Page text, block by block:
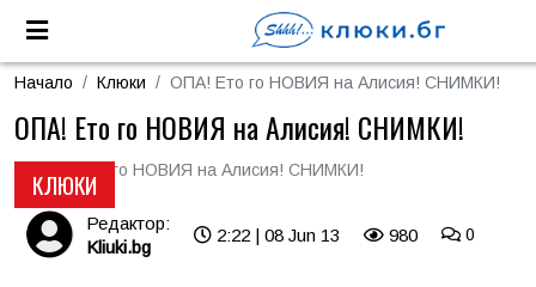
Начало Клюки ОПА! Ето го НОВИЯ на Алисия! СНИМКИ!
КЛЮКИ
ОПА! Ето го НОВИЯ на Алисия! СНИМКИ!
Редактор:
Kliuki.bg
2:22 | 08 Jun 13 980 0